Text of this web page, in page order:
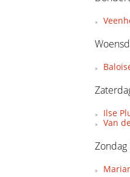
Ilse
Van